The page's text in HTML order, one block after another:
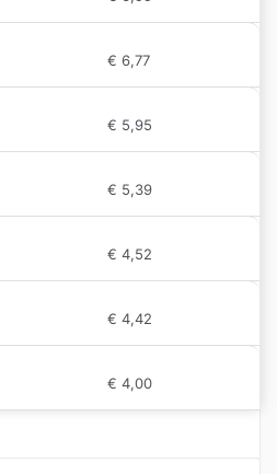
€ 6,77
€ 5,95
€ 5,39
€ 4,52
€ 4,42
€ 4,00